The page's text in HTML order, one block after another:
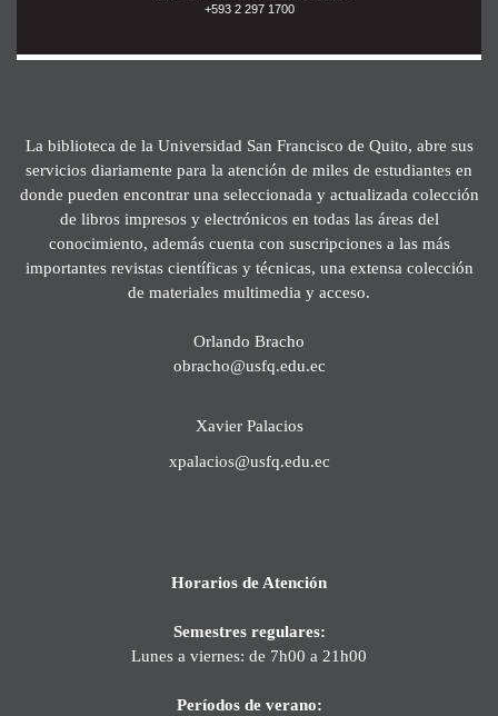
+593 2 297 1700
La biblioteca de la Universidad San Francisco de Quito, abre sus
servicios diariamente para la atención de miles de estudiantes en
donde pueden encontrar una seleccionada y actualizada colección
de libros impresos y electrónicos en todas las áreas del
conocimiento, además cuenta con suscripciones a las más
importantes revistas científicas y técnicas, una extensa colección
de materiales multimedia y acceso.
Orlando Bracho
obracho@usfq.edu.ec
Xavier Palacios
xpalacios@usfq.edu.ec
Horarios de Atención
Semestres regulares:
Lunes a viernes: de 7h00 a 21h00
Períodos de verano: